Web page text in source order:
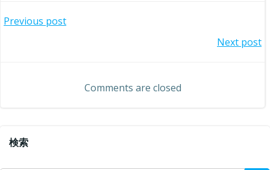
投
ゲ
Previous post
ビ
Next post
Comments are closed
検索